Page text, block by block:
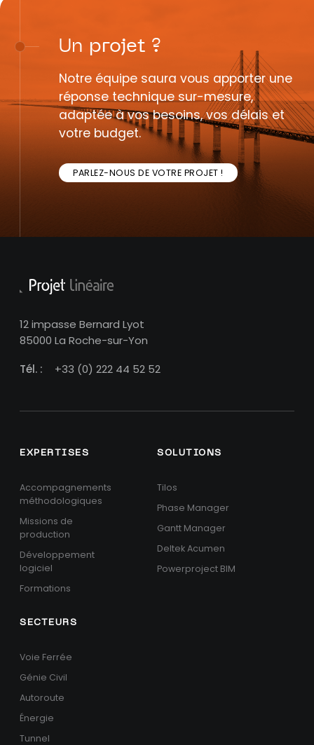
Un projet ?
Notre équipe saura vous apporter une
réponse technique sur-mesure,
adaptée à vos besoins, vos délais et
votre budget.
PARLEZ-NOUS DE VOTRE PROJET !
12 impasse Bernard Lyot
85000 La Roche-sur-Yon
Tél. :
+33 (0) 222 44 52 52
EXPERTISES
Accompagnements
méthodologiques
Missions de
production
Développement
logiciel
Formations
SOLUTIONS
Tilos
Phase Manager
Gantt Manager
Deltek Acumen
Powerproject BIM
SECTEURS
Voie Ferrée
Génie Civil
Autoroute
Énergie
Tunnel